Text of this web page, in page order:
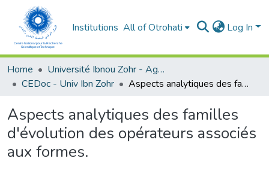
Institutions All of Otrohati Log In
Home
Université Ibnou Zohr - Agadir
CEDoc - Univ Ibn Zohr
Aspects analytiques des familles d'évolution des opérateurs associés aux formes.
Aspects analytiques des familles
d'évolution des opérateurs associés
aux formes.